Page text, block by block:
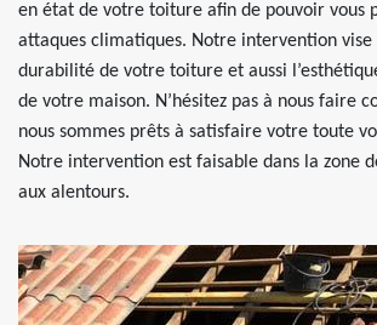
en état de votre toiture afin de pouvoir vous
attaques climatiques. Notre intervention
durabilité de votre toiture et aussi
de votre maison. N’hésitez pas à nous faire
nous sommes prêts à satisfaire votre toute
Notre intervention est faisable dans la zone
aux alentours.